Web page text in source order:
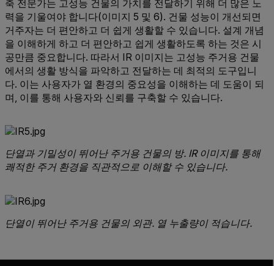
축 전문가는 고성능 건물의 가치를 전달하기 위해 더 많은 노
력을 기울여야 합니다(이미지 5 및 6). 건물 성능이 개선되면
거주자는 더 편안하고 더 쉽게 생활할 수 있습니다. 설계 개념
을 이해하게 하고 더 편안하고 쉽게 생활하도록 하는 것은 시
공만큼 중요합니다. 따라서 IR 이미지는 고성능 주거용 건물
에서의 생활 방식을 파악하고 전달하는 데 최적의 도구입니
다. 이는 사용자가 열 환경의 중요성을 이해하는 데 도움이 되
며, 이를 통해 사용자와 신뢰를 구축할 수 있습니다.
단열과 기밀성이 뛰어난 주거용 건물의 방. IR 이미지를 통해
쾌적한 주거 환경을 직관적으로 이해할 수 있습니다.
단열이 뛰어난 주거용 건물의 외관. 열 누출량이 적습니다.